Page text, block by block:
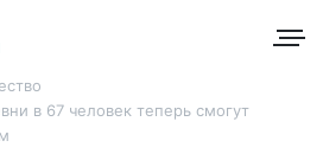
в 67 человек теперь смогут